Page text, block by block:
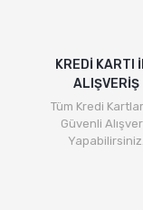
KREDİ KARTI
ALIŞVERİŞ
Tüm Kredi
Güvenli
Yapabilirsiniz.